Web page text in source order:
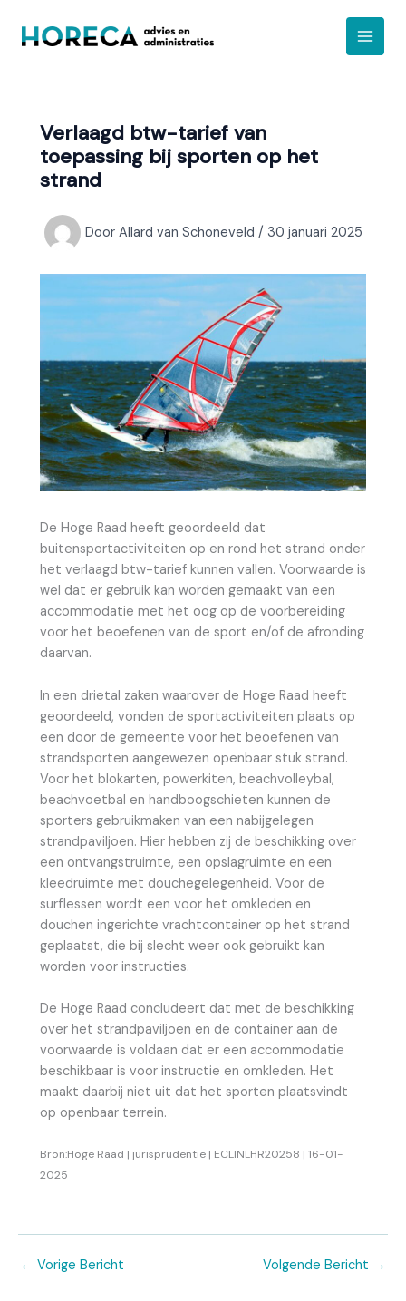
naar
Verlaagd btw-tarief van
toepassing bij sporten op het
strand
Door Allard van Schoneveld / 30 januari 2025
De Hoge Raad heeft geoordeeld dat
buitensportactiviteiten op en rond het strand onder
het verlaagd btw-tarief kunnen vallen. Voorwaarde is
wel dat er gebruik kan worden gemaakt van een
accommodatie met het oog op de voorbereiding
voor het beoefenen van de sport en/of de afronding
daarvan.
In een drietal zaken waarover de Hoge Raad heeft
geoordeeld, vonden de sportactiviteiten plaats op
een door de gemeente voor het beoefenen van
strandsporten aangewezen openbaar stuk strand.
Voor het blokarten, powerkiten, beachvolleybal,
beachvoetbal en handboogschieten kunnen de
sporters gebruikmaken van een nabijgelegen
strandpaviljoen. Hier hebben zij de beschikking over
een ontvangstruimte, een opslagruimte en een
kleedruimte met douchegelegenheid. Voor de
surflessen wordt een voor het omkleden en
douchen ingerichte vrachtcontainer op het strand
geplaatst, die bij slecht weer ook gebruikt kan
worden voor instructies.
De Hoge Raad concludeert dat met de beschikking
over het strandpaviljoen en de container aan de
voorwaarde is voldaan dat er een accommodatie
beschikbaar is voor instructie en omkleden. Het
maakt daarbij niet uit dat het sporten plaatsvindt
op openbaar terrein.
Bron:Hoge Raad | jurisprudentie | ECLINLHR20258 | 16-01-
2025
← Vorige Bericht Volgende Bericht →